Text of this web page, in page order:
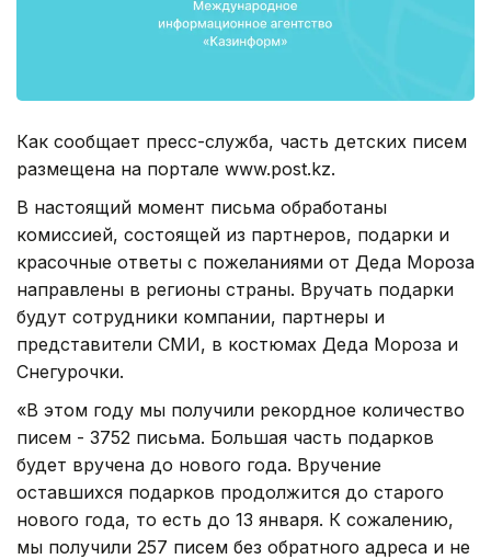
Как сообщает пресс-служба, часть детских писем
размещена на портале www.post.kz.
В настоящий момент письма обработаны
комиссией, состоящей из партнеров, подарки и
красочные ответы с пожеланиями от Деда Мороза
направлены в регионы страны. Вручать подарки
будут сотрудники компании, партнеры и
представители СМИ, в костюмах Деда Мороза и
Снегурочки.
«В этом году мы получили рекордное количество
писем - 3752 письма. Большая часть подарков
будет вручена до нового года. Вручение
оставшихся подарков продолжится до старого
нового года, то есть до 13 января. К сожалению,
мы получили 257 писем без обратного адреса и не